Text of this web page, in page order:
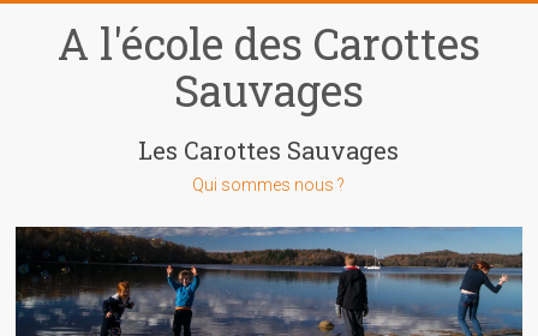
contentA l'école des Carottes
Sauvages
Les Carottes Sauvages
Qui sommes nous ?